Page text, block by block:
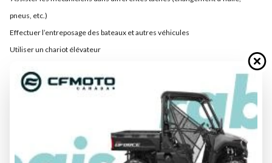
pneus, etc.)
Effectuer l’entreposage des bateaux et autres véhicules
Utiliser un chariot élévateur
Faire des commissions
Tu as le profil qu’on recherche si tu es\as:
Polyvalent(e) et débrouillard(e)